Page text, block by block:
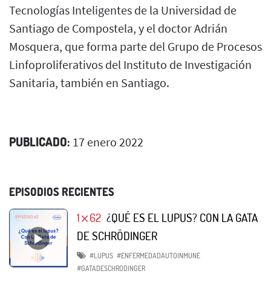
Tecnologías Inteligentes de la Universidad de
Santiago de Compostela, y el doctor Adrián
Mosquera, que forma parte del Grupo de Procesos
Linfoproliferativos del Instituto de Investigación
Sanitaria, también en Santiago.
PUBLICADO: 17 enero 2022
EPISODIOS RECIENTES
1⨯62 ¿QUÉ ES EL LUPUS? CON LA GATA
DE SCHRÖDINGER
#LUPUS #ENFERMEDADAUTOINMUNE
#GATADESCHRODINGER